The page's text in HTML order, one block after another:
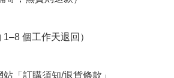
個工作天退回）
「訂購須知/退貨條款」